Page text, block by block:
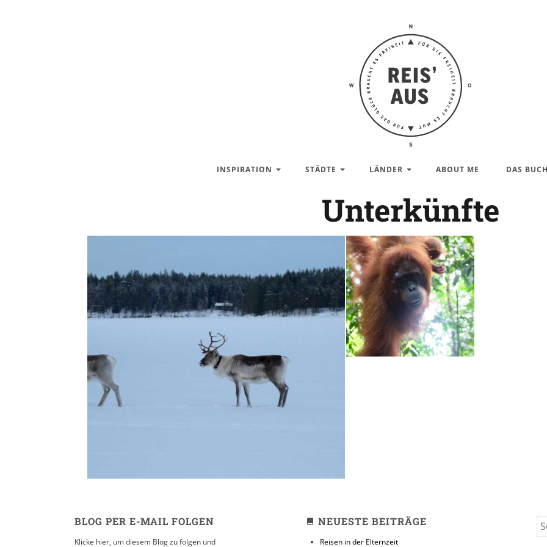
Reis'
aus –
Reiseblog
INSPIRATION STÄDTE LÄNDER ABOUT ME DAS BUCH
Unterkünfte
Finnland im Winter
29. MÄRZ 2017
Bukit Lawang //
Lake Tabo
15. OKTOBER 2015
BLOG PER E-MAIL FOLGEN
Klicke hier, um diesem Blog zu folgen und
NEUESTE BEITRÄGE
Reisen in der Elternzeit